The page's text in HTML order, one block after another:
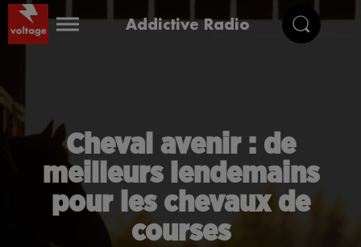
Addictive Radio
Cheval avenir : de
meilleurs lendemains
pour les chevaux de
courses